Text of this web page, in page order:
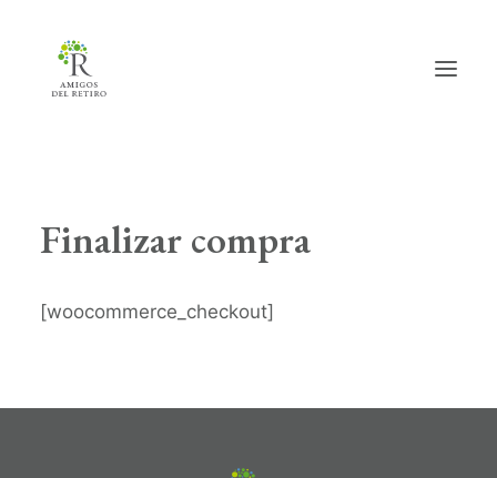
Hazte amig@
Actividades
Info útil
Finalizar compra
[woocommerce_checkout]